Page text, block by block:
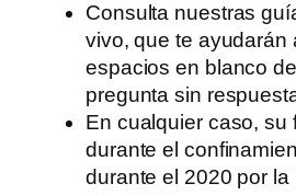
Consulta nuestras
vivo, que te ayudarán
espacios en blanco
pregunta sin
En cualquier caso, su
durante el
durante el 2020 por la